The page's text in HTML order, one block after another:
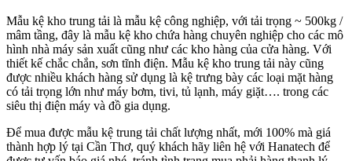
Mẫu kệ kho trung tải là mẫu kệ công nghiệp, với tải trọng ~ 500kg /
mâm tầng, đây là mẫu kệ kho chứa hàng chuyên nghiệp cho các mô
hình nhà máy sản xuất cũng như các kho hàng của cửa hàng. Với
thiết kế chắc chắn, sơn tĩnh điện. Mẫu kệ kho trung tải này cũng
được nhiều khách hàng sử dụng là kệ trưng bày các loại mặt hàng
có tải trọng lớn như máy bơm, tivi, tủ lạnh, máy giặt…. trong các
siêu thị điện máy và đồ gia dụng.
Để mua được mẫu kệ trung tải chất lượng nhất, mới 100% mà giá
thành hợp lý tại Cần Thơ, quý khách hãy liên hệ với Hanatech để